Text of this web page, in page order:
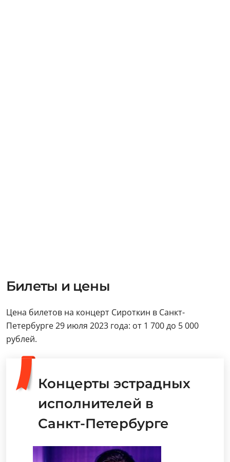
Билеты и цены
Цена билетов на концерт Сироткин в Санкт-
Петербурге 29 июля 2023 года: от 1 700 до 5 000
рублей.
Концерты эстрадных
исполнителей в
Санкт-Петербурге